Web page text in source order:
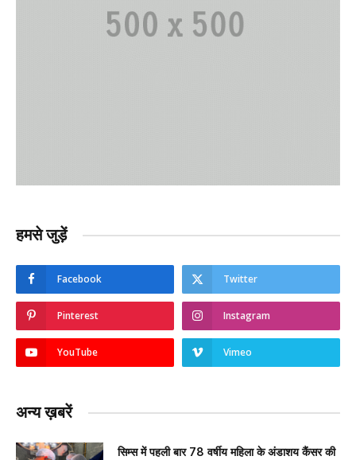
हमसे जुड़ें
Facebook Twitter
Pinterest Instagram
YouTube Vimeo
अन्य ख़बरें
सिम्स में पहली बार 78 वर्षीय महिला के अंडाशय कैंसर की